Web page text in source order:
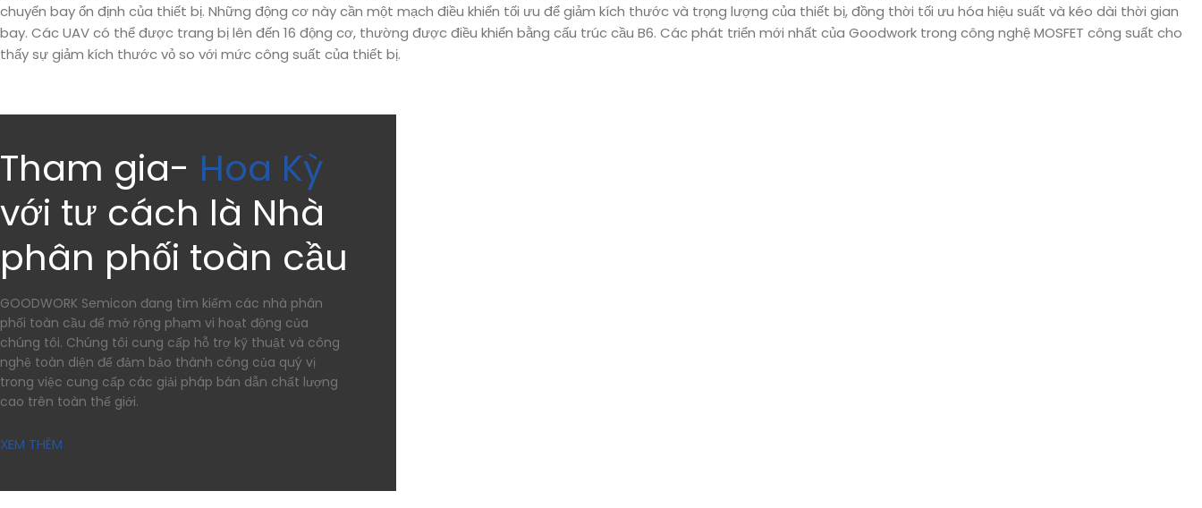
chuyến bay ổn định của thiết bị. Những động cơ này cần một mạch điều khiển tối ưu để giảm kích thước và trọng lượng của thiết bị, đồng thời tối ưu hóa hiệu suất và kéo dài thời gian
bay. Các UAV có thể được trang bị lên đến 16 động cơ, thường được điều khiển bằng cấu trúc cầu B6. Các phát triển mới nhất của Goodwork trong công nghệ MOSFET công suất cho
thấy sự giảm kích thước vỏ so với mức công suất của thiết bị.
Tham gia- Hoa Kỳ
với tư cách là Nhà
phân phối toàn cầu
GOODWORK Semicon đang tìm kiếm các nhà phân
phối toàn cầu để mở rộng phạm vi hoạt động của
chúng tôi. Chúng tôi cung cấp hỗ trợ kỹ thuật và công
nghệ toàn diện để đảm bảo thành công của quý vị
trong việc cung cấp các giải pháp bán dẫn chất lượng
cao trên toàn thế giới.
XEM THÊM